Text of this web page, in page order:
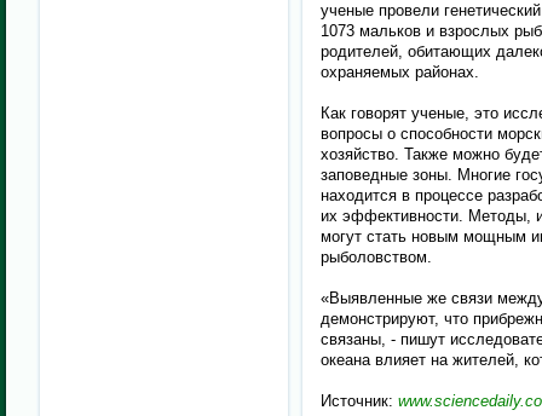
ученые провели
1073 мальков и взрослых
родителей, обитающих
охраняемых районах.
Как говорят ученые, это
вопросы о способности
хозяйство. Также можно
заповедные зоны. Многие
находится в процессе
их эффективности. Методы,
могут стать новым мощным
рыболовством.
«Выявленные же связи
демонстрируют, что
связаны, - пишут
океана влияет на жителей,
Источник: